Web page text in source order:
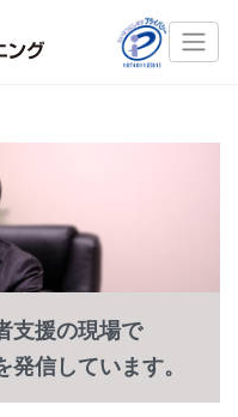
支援の現場で
信しています。